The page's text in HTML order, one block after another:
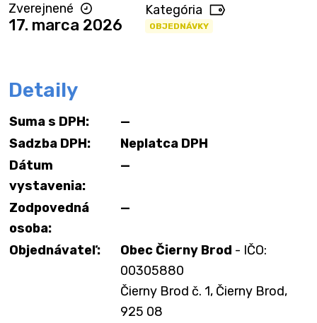
Zverejnené
17. marca 2026
Kategória
OBJEDNÁVKY
Detaily
Suma s DPH:
—
Sadzba DPH:
Neplatca DPH
Dátum
vystavenia:
—
Zodpovedná
osoba:
—
Objednávateľ: Obec Čierny Brod - IČO:
00305880
Čierny Brod č. 1, Čierny Brod,
925 08